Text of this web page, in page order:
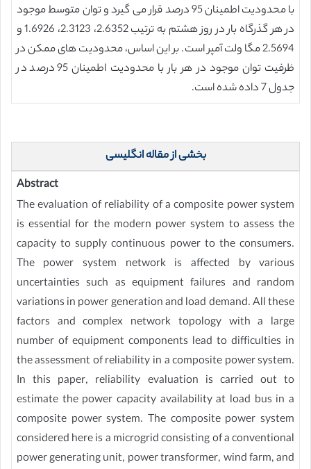
با محدودیت اطمینان 95 درصد قرار می گیرد و توان متوسط موجود
در هر گذرگاه بار در روز هشتم به ترتیب 2.6352، 2.3123، 1.6926 و
2.5694 مگا ولت آمپر است. بر این اساس، محدودیت های ممکن در
ظرفیت توان موجود در هر بار با محدودیت اطمینان 95 درصد در
جدول 7 داده شده است.
بخشی از مقاله انگلیسی
Abstract
The evaluation of reliability of a composite power system
is essential for the modern power system to assess the
capacity to supply continuous power to the consumers.
The power system network is affected by various
uncertainties such as equipment failures and random
variations in power generation and load demand. All these
factors and complex network topology with a large
number of equipment components lead to difficulties in
the assessment of reliability in a composite power system.
In this paper, reliability evaluation is carried out to
estimate the power capacity availability at load bus in a
composite power system. The composite power system
considered here is a microgrid consisting of a conventional
power generating unit, power transformer, wind farm, and